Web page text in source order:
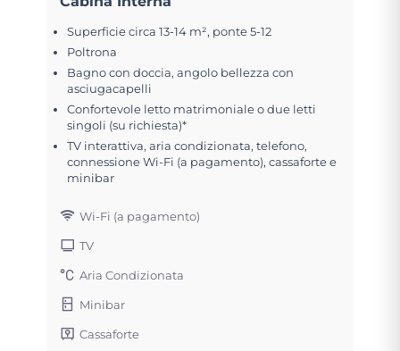
Superficie circa 13-14 m², ponte 5-12
Poltrona
Bagno con doccia, angolo bellezza con
asciugacapelli
Confortevole letto matrimoniale o due letti
singoli (su richiesta)*
TV interattiva, aria condizionata, telefono,
connessione Wi-Fi (a pagamento), cassaforte e
minibar
Wi-Fi (a pagamento)
TV
Aria Condizionata
Minibar
Cassaforte